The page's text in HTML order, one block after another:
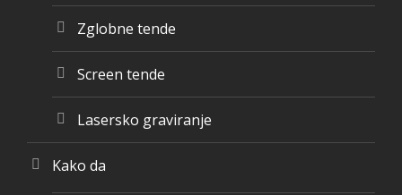
Zglobne tende
Screen tende
Lasersko graviranje
Kako da